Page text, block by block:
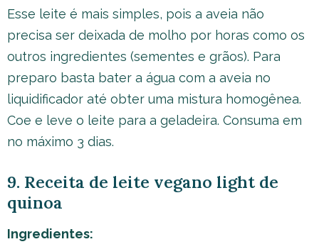
Esse leite é mais simples, pois a aveia não
precisa ser deixada de molho por horas como os
outros ingredientes (sementes e grãos). Para
preparo basta bater a água com a aveia no
liquidificador até obter uma mistura homogênea.
Coe e leve o leite para a geladeira. Consuma em
no máximo 3 dias.
9. Receita de leite vegano light de
quinoa
Ingredientes: